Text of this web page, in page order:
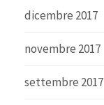
dicembre 2017
novembre 2017
settembre 2017